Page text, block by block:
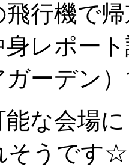
行機で
レポー
ーデン
な会場
そうです☆